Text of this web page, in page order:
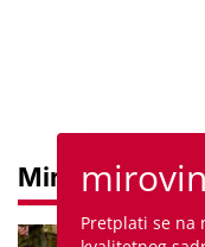
Mirovine
Pretplati se na